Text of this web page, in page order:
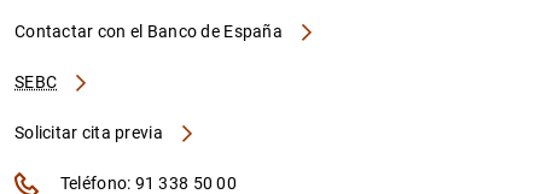
Contactar con el Banco de España
SEBC
Solicitar cita previa
Teléfono: 91 338 50 00